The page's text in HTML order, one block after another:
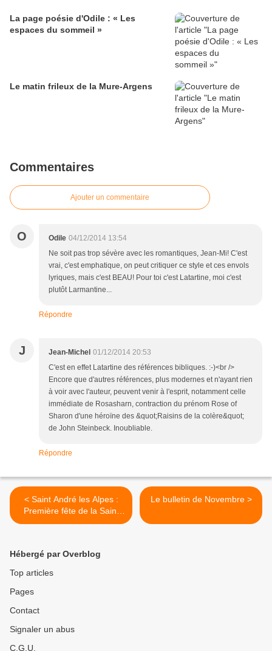
La page poésie d'Odile : « Les
espaces du sommeil »
Le matin frileux de la Mure-Argens
Commentaires
Ajouter un commentaire
O Odile 04/12/2014 13:54
Ne soit pas trop sévère avec les romantiques, Jean-Mi! C'est
vrai, c'est emphatique, on peut critiquer ce style et ces envols
lyriques, mais c'est BEAU! Pour toi c'est Latartine, moi c'est
plutôt Larmantine...
Répondre
J Jean-Michel 01/12/2014 20:53
C'est en effet Latartine des références bibliques. :-)<br />
Encore que d'autres références, plus modernes et n'ayant rien
à voir avec l'auteur, peuvent venir à l'esprit, notamment celle
immédiate de Rosasharn, contraction du prénom Rose of
Sharon d'une héroïne des &quot;Raisins de la colère&quot;
de John Steinbeck. Inoubliable.
Répondre
< Saint André les Alpes :
Première fête de la Saint
André pour la paroisse
Le bulletin de Novembre >
Hébergé par Overblog
Top articles
Pages
Contact
Signaler un abus
C.G.U.